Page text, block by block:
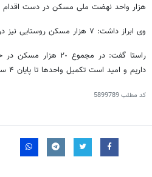
هزار واحد نهضت ملی مسکن در دست اقدام
وی ابراز داشت: ۷ هزار مسکن روستایی نیز در مراحل مختلف ساخت است.
راستا گفت: در مجموع
داریم و امید است تکمیل واحدها تا پایان ۴ سال اول دولت محقق شود.
کد مطلب5899789